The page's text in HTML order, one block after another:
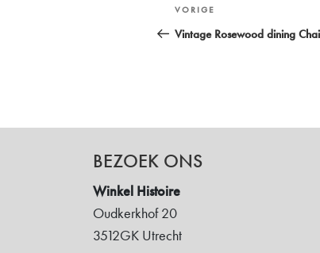
navigatie
Vorig
bericht
VORIGE
Vintage Rosewood dining
BEZOEK ONS
Winkel Histoire
Oudkerkhof 20
3512GK Utrecht